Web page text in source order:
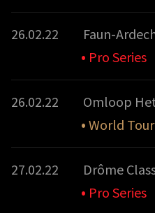
26.02.22 Faun-
• Pro Series
26.02.22 Omloop
• World Tour
27.02.22 Drôme
• Pro Series